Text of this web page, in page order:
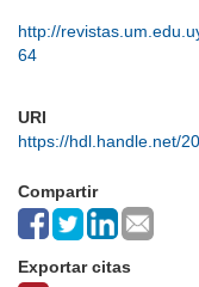
http://
64
URI
https://hdl.handle.net/
Compartir
Exportar citas